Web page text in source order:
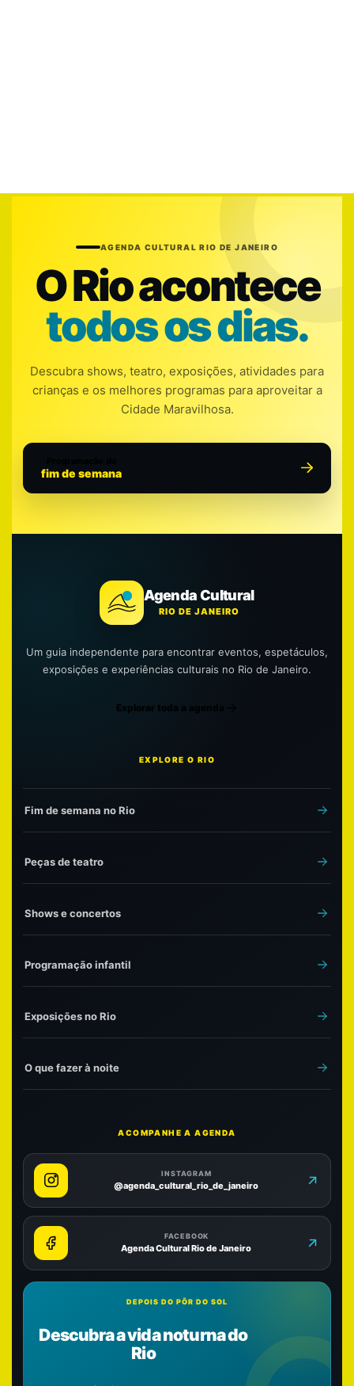
AGENDA CULTURAL RIO DE JANEIRO
O Rio acontece
todos os dias.
Descubra shows, teatro, exposições, atividades para
crianças e os melhores programas para aproveitar a
Cidade Maravilhosa.
fim de semana
Agenda Cultural
RIO DE JANEIRO
Um guia independente para encontrar eventos, espetáculos,
exposições e experiências culturais no Rio de Janeiro.
Explorar toda a agenda
EXPLORE O RIO
Fim de semana no Rio
Peças de teatro
Shows e concertos
Programação infantil
Exposições no Rio
O que fazer à noite
ACOMPANHE A AGENDA
INSTAGRAM
@agenda_cultural_rio_de_janeiro
FACEBOOK
Agenda Cultural Rio de Janeiro
DEPOIS DO PÔR DO SOL
Descubra a vida noturna do
Rio